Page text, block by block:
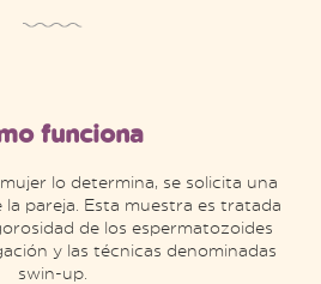
funciona
lo determina, se solicita una
pareja. Esta muestra es tratada
de los espermatozoides
y las técnicas denominadas
swin-up.